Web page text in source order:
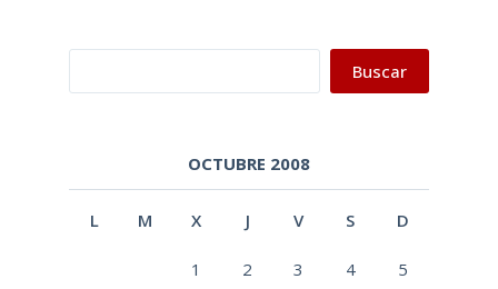
Buscar
OCTUBRE 2008
L M X J V S D
1 2 3 4 5